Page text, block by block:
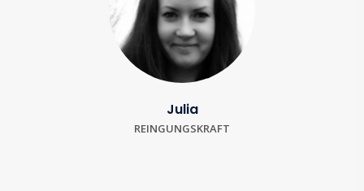
Julia
REINGUNGSKRAFT